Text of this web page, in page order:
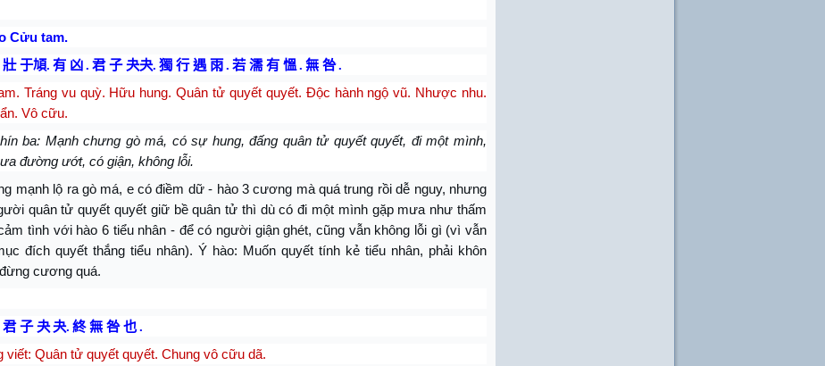
Cửu tam.
壯 于頄. 有 凶. 君 子 夬夬. 獨 行 遇 雨. 若 濡 有 慍. 無 咎.
Tráng vu quỳ. Hữu hung. Quân tử quyết quyết. Độc hành ngộ vũ. Nhược nhu.
Vô cữu.
ba: Mạnh chưng gò má, có sự hung, đấng quân tử quyết quyết, đi một mình,
đường ướt, có giận, không lỗi.
mạnh lộ ra gò má, e có điềm dữ - hào 3 cương mà quá trung rồi dễ nguy, nhưng
quân tử quyết quyết giữ bề quân tử thì dù có đi một mình gặp mưa như thấm
tình với hào 6 tiểu nhân - để có người giận ghét, cũng vẫn không lỗi gì (vì vẫn
đích quyết thắng tiểu nhân). Ý hào: Muốn quyết tính kẻ tiểu nhân, phải khôn
cương quá.
君 子 夬夬. 終 無 咎 也.
viết: Quân tử quyết quyết. Chung vô cữu dã.